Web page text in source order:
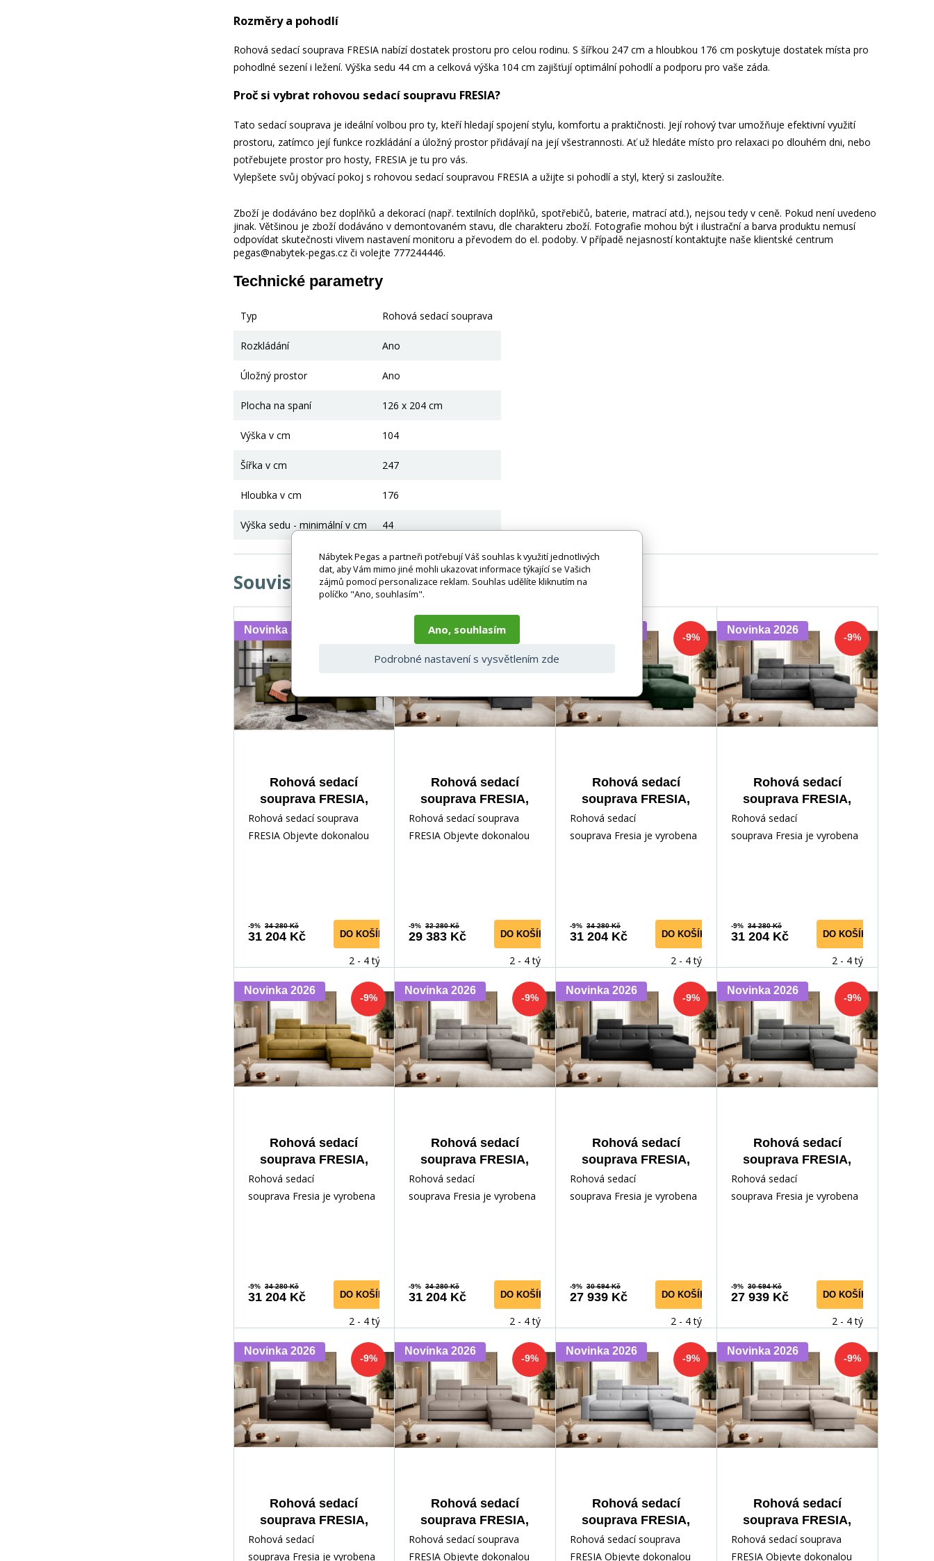
Rozměry a pohodlí
Rohová sedací souprava FRESIA nabízí dostatek prostoru pro celou rodinu. S šířkou 247 cm a hloubkou 176 cm poskytuje dostatek místa pro
pohodlné sezení i ležení. Výška sedu 44 cm a celková výška 104 cm zajišťují optimální pohodlí a podporu pro vaše záda.
Proč si vybrat rohovou sedací soupravu FRESIA?
Tato sedací souprava je ideální volbou pro ty, kteří hledají spojení stylu, komfortu a praktičnosti. Její rohový tvar umožňuje efektivní využití
prostoru, zatímco její funkce rozkládání a úložný prostor přidávají na její všestrannosti. Ať už hledáte místo pro relaxaci po dlouhém dni, nebo
potřebujete prostor pro hosty, FRESIA je tu pro vás.
Vylepšete svůj obývací pokoj s rohovou sedací soupravou FRESIA a užijte si pohodlí a styl, který si zasloužíte.
Zboží je dodáváno bez doplňků a dekorací (např. textilních doplňků, spotřebičů, baterie, matrací atd.), nejsou tedy v ceně. Pokud není uvedeno
jinak. Většinou je zboží dodáváno v demontovaném stavu, dle charakteru zboží. Fotografie mohou být i ilustrační a barva produktu nemusí
odpovídat skutečnosti vlivem nastavení monitoru a převodem do el. podoby. V případě nejasností kontaktujte naše klientské centrum
pegas@nabytek-pegas.cz či volejte 777244446.
Technické parametry
Typ Rohová sedací souprava
Rozkládání Ano
Úložný prostor Ano
Plocha na spaní 126 x 204 cm
Výška v cm 104
Šířka v cm 247
Hloubka v cm 176
Výška sedu - minimální v cm 44
Související produkty
Novinka 2026
Rohová sedací
souprava FRESIA,
Nube 33, Pravá
Rohová sedací souprava
FRESIA Objevte dokonalou
-9% 34 280 Kč
31 204 Kč DO KOŠÍKU
2 - 4 týdny
Novinka 2026
Rohová sedací
souprava FRESIA,
Sola 06 Pravá
Rohová sedací souprava
FRESIA Objevte dokonalou
-9% 32 280 Kč
29 383 Kč DO KOŠÍKU
2 - 4 týdny
-9%
Rohová sedací
souprava FRESIA,
Loco 35, Pravá
Rohová sedací
souprava Fresia je vyrobena
-9% 34 280 Kč
31 204 Kč DO KOŠÍKU
2 - 4 týdny
-9%
Novinka 2026
Rohová sedací
souprava FRESIA,
Loco 06, Pravá
Rohová sedací
souprava Fresia je vyrobena
-9% 34 280 Kč
31 204 Kč DO KOŠÍKU
2 - 4 týdny
-9%
Novinka 2026
Rohová sedací
souprava FRESIA,
Loco 45, Pravá
Rohová sedací
souprava Fresia je vyrobena
-9% 34 280 Kč
31 204 Kč DO KOŠÍKU
2 - 4 týdny
-9%
Novinka 2026
Rohová sedací
souprava FRESIA,
Loco 04, Pravá
Rohová sedací
souprava Fresia je vyrobena
-9% 34 280 Kč
31 204 Kč DO KOŠÍKU
2 - 4 týdny
-9%
Novinka 2026
Rohová sedací
souprava FRESIA,
Flores 10, Pravá
Rohová sedací
souprava Fresia je vyrobena
-9% 30 694 Kč
27 939 Kč DO KOŠÍKU
2 - 4 týdny
-9%
Novinka 2026
Rohová sedací
souprava FRESIA,
Flores 04, Pravá
Rohová sedací
souprava Fresia je vyrobena
-9% 30 694 Kč
27 939 Kč DO KOŠÍKU
2 - 4 týdny
-9%
Novinka 2026
Rohová sedací
souprava FRESIA,
Flores 22, Pravá
Rohová sedací
souprava Fresia je vyrobena
-9%
Novinka 2026
Rohová sedací
souprava FRESIA,
Poco 07 Pravá
Rohová sedací souprava
FRESIA Objevte dokonalou
-9%
Novinka 2026
Rohová sedací
souprava FRESIA,
Sola 04 Pravá
Rohová sedací souprava
FRESIA Objevte dokonalou
-9%
Novinka 2026
Rohová sedací
souprava FRESIA,
Sola 18 Pravá
Rohová sedací souprava
FRESIA Objevte dokonalou
Nábytek Pegas a partneři potřebují Váš souhlas k využití jednotlivých
dat, aby Vám mimo jiné mohli ukazovat informace týkající se Vašich
zájmů pomocí personalizace reklam. Souhlas udělíte kliknutím na
políčko "Ano, souhlasím".
Ano, souhlasím
Podrobné nastavení s vysvětlením zde